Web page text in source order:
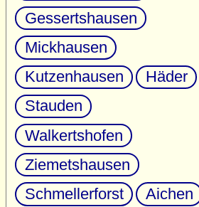
Gessertshausen
Mickhausen
Kutzenhausen
Häder
Stauden
Walkertshofen
Ziemetshausen
Schmellerforst
Aichen